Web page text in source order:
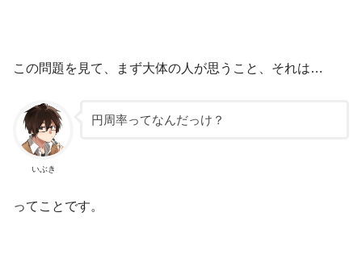
この問題を見て、まず大体の人が思うこと、それは…
いぶき
円周率ってなんだっけ？
ってことです。